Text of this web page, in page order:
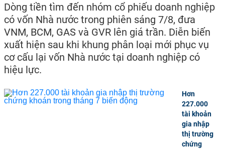
Dòng tiền tìm đến nhóm cổ phiếu doanh nghiệp
có vốn Nhà nước trong phiên sáng 7/8, đưa
VNM, BCM, GAS và GVR lên giá trần. Diễn biến
xuất hiện sau khi khung phân loại mới phục vụ
cơ cấu lại vốn Nhà nước tại doanh nghiệp có
hiệu lực.
Hơn
227.000
tài khoản
gia nhập
thị trường
chứng